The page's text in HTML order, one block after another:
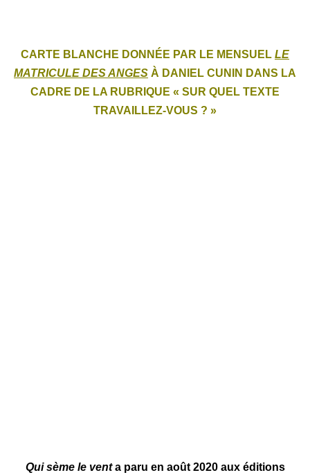
CARTE BLANCHE DONNÉE PAR LE MENSUEL LE
MATRICULE DES ANGES À DANIEL CUNIN DANS LA
CADRE DE LA RUBRIQUE « SUR QUEL TEXTE
TRAVAILLEZ-VOUS ? »
Qui sème le venta paru en août 2020 aux éditions